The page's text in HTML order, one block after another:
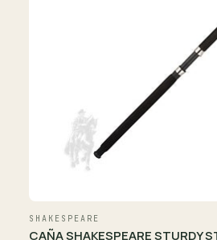
SHAKESPEARE
CAÑA SHAKESPEARE STURDY